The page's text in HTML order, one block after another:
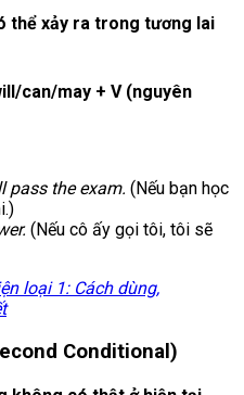
thể xảy ra trong tương lai
can/may + V (nguyên
pass the exam. (Nếu bạn học
(Nếu cô ấy gọi tôi, tôi sẽ
loại 1: Cách dùng,
Conditional)